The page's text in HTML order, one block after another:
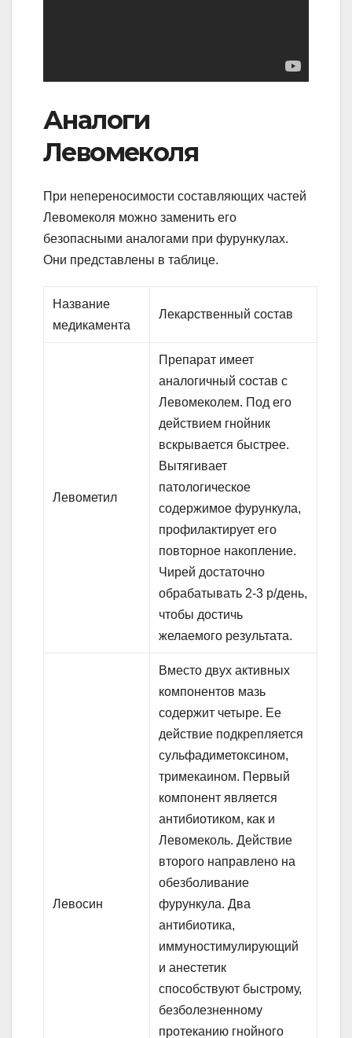
Аналоги
Левомеколя
При непереносимости составляющих частей
Левомеколя можно заменить его
безопасными аналогами при фурункулах.
Они представлены в таблице.
Название
медикамента
Лекарственный состав
Левометил
Препарат имеет
аналогичный состав с
Левомеколем. Под его
действием гнойник
вскрывается быстрее.
Вытягивает
патологическое
содержимое фурункула,
профилактирует его
повторное накопление.
Чирей достаточно
обрабатывать 2-3 р/день,
чтобы достичь
желаемого результата.
Левосин
Вместо двух активных
компонентов мазь
содержит четыре. Ее
действие подкрепляется
сульфадиметоксином,
тримекаином. Первый
компонент является
антибиотиком, как и
Левомеколь. Действие
второго направлено на
обезболивание
фурункула. Два
антибиотика,
иммуностимулирующий
и анестетик
способствуют быстрому,
безболезненному
протеканию гнойного